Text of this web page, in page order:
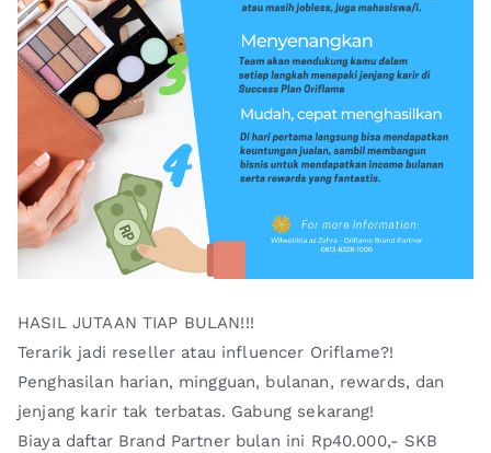
HASIL JUTAAN TIAP BULAN!!!
Terarik jadi reseller atau influencer Oriflame?!
Penghasilan harian, mingguan, bulanan, rewards, dan
jenjang karir tak terbatas. Gabung sekarang!
Biaya daftar Brand Partner bulan ini Rp40.000,- SKB